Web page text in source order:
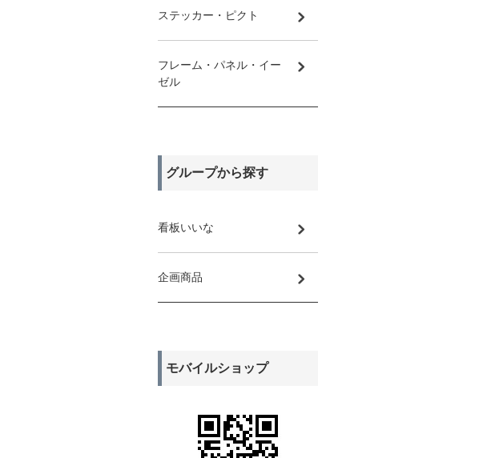
ステッカー・ピクト
フレーム・パネル・イー
ゼル
グループから探す
看板いいな
企画商品
モバイルショップ